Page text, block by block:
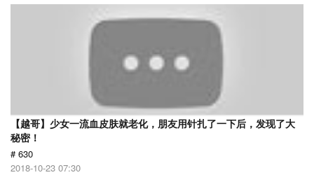
【越哥】少女一流血皮肤就老化，朋友用针扎了一下后，发现了大
秘密！
# 630
2018-10-23 07:30